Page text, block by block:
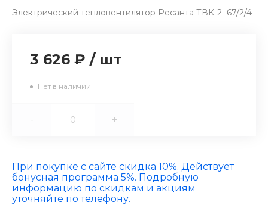
Электрический тепловентилятор Ресанта ТВК-2 67/2/4
3 626 ₽ / шт
Нет в наличии
- +
При покупке с сайте скидка 10%. Действует
бонусная программа 5%. Подробную
информацию по скидкам и акциям
уточняйте по телефону.